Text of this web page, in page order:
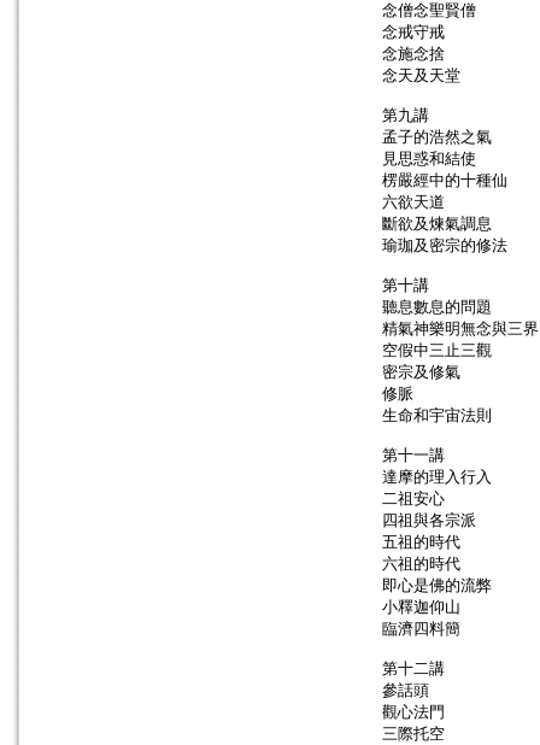
念僧念聖賢僧
念戒守戒
念施念捨
念天及天堂
第九講
孟子的浩然之氣
見思惑和結使
楞嚴經中的十種仙
六欲天道
斷欲及煉氣調息
瑜珈及密宗的修法
第十講
聽息數息的問題
精氣神樂明無念與三界
空假中三止三觀
密宗及修氣
修脈
生命和宇宙法則
第十一講
達摩的理入行入
二祖安心
四祖與各宗派
五祖的時代
六祖的時代
即心是佛的流弊
小釋迦仰山
臨濟四料簡
第十二講
參話頭
觀心法門
三際托空